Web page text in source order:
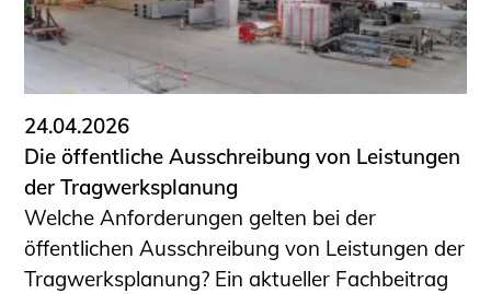
24.04.2026
Die öffentliche Ausschreibung von Leistungen
der Tragwerksplanung
Welche Anforderungen gelten bei der
öffentlichen Ausschreibung von Leistungen der
Tragwerksplanung? Ein aktueller Fachbeitrag